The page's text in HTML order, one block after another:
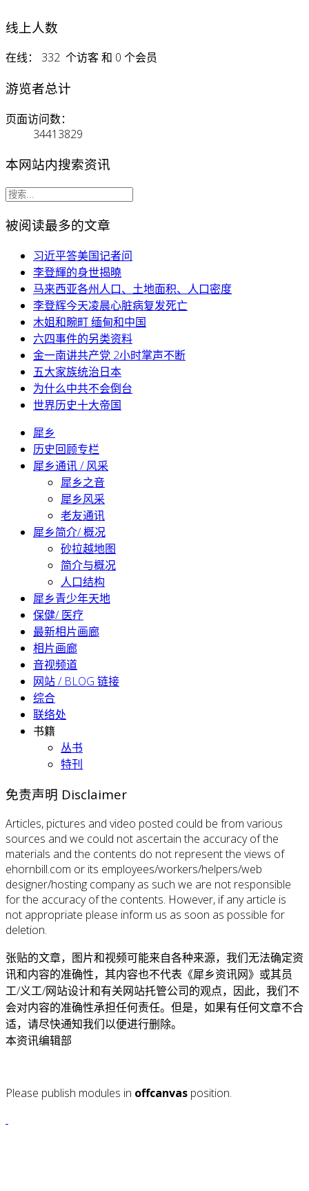
线上人数
在线： 332 个访客 和 0 个会员
游览者总计
页面访问数：
34413829
本网站内搜索资讯
被阅读最多的文章
习近平答美国记者问
李登輝的身世揭曉
马来西亚各州人口、土地面积、人口密度
李登辉今天凌晨心脏病复发死亡
木姐和畹町 缅甸和中国
六四事件的另类资料
金一南讲共产党 2小时掌声不断
五大家族统治日本
为什么中共不会倒台
世界历史十大帝国
犀乡
历史回顾专栏
犀乡通讯 / 风采
犀乡之音
犀乡风采
老友通讯
犀乡简介/ 概况
砂拉越地图
简介与概况
人口结构
犀乡青少年天地
保健/ 医疗
最新相片画廊
相片画廊
音视频道
网站 / BLOG 链接
综合
联络处
书籍
丛书
特刊
免责声明 Disclaimer
Articles, pictures and video posted could be from various
sources and we could not ascertain the accuracy of the
materials and the contents do not represent the views of
ehornbill.com or its employees/workers/helpers/web
designer/hosting company as such we are not responsible
for the accuracy of the contents. However, if any article is
not appropriate please inform us as soon as possible for
deletion.
张贴的文章，图片和视频可能来自各种来源，我们无法确定资
讯和内容的准确性，其内容也不代表《犀乡资讯网》或其员
工/义工/网站设计和有关网站托管公司的观点，因此，我们不
会对内容的准确性承担任何责任。但是，如果有任何文章不合
适，请尽快通知我们以便进行删除。
本资讯编辑部
Please publish modules in offcanvas position.